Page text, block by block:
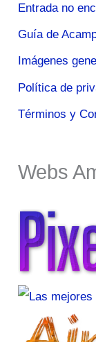
Entrada no
Guía de
Imágenes
Política de
Términos y
Webs